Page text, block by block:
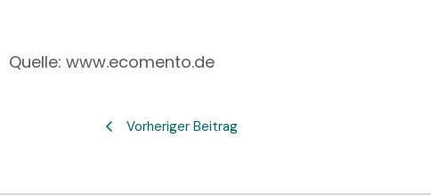
Quelle: www.ecomento.de
Vorheriger Beitrag